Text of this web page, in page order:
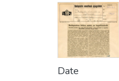
Date